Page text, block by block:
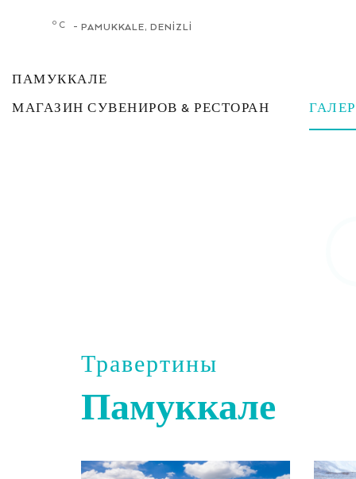
° - PAMUKKALE, DENİZLİ
ПАМУККАЛЕ
МАГАЗИН СУВЕНИРОВ & РЕСТОРАН
Травертины
Памуккале